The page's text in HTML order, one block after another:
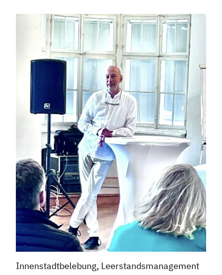
Innenstadtbelebung, Leerstandsmanagement